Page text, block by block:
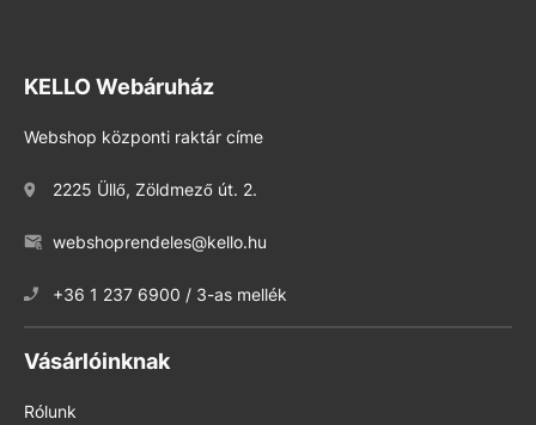
KELLO Webáruház
Webshop központi raktár címe
2225 Üllő, Zöldmező út. 2.
webshoprendeles@kello.hu
+36 1 237 6900 / 3-as mellék
Vásárlóinknak
Rólunk